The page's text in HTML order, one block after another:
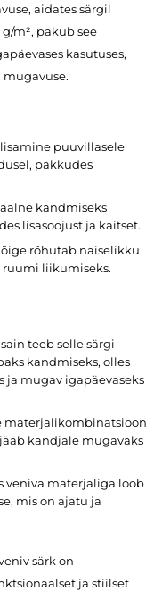
aidates särgil
m², pakub see
kasutuses,
puuvillasele
pakkudes
kandmiseks
lisasoojust ja kaitset.
rõhutab naiselikku
ruumi liikumiseks.
teeb selle särgi
kandmiseks, olles
ja mugav igapäevaseks
materjalikombinatsioon
kandjale mugavaks
veniva materjaliga loob
mis on ajatu ja
särk on
ja stiilset